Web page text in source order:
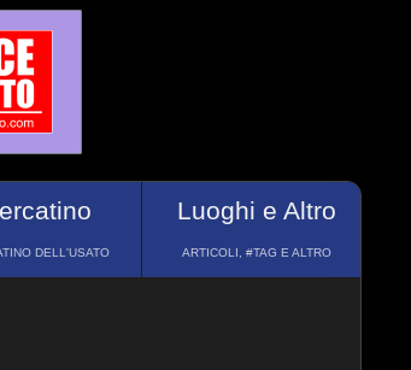
DELL'USATO
Luoghi e Altro
ARTICOLI, #TAG E ALTRO